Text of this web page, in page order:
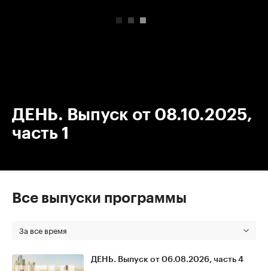
ДЕНЬ. Выпуск от 08.10.2025,
часть 1
Все выпуски программы
За все время
ДЕНЬ. Выпуск от 06.08.2026, часть 4